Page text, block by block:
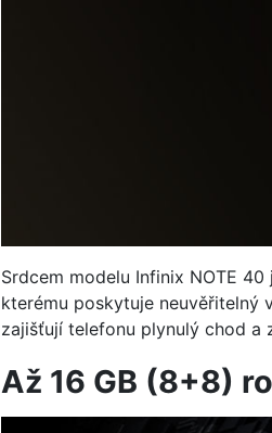
Srdcem modelu Infinix NOTE
kterému poskytuje neuvěřitelný
zajišťují telefonu plynulý chod a
Až 16 GB (8+8)